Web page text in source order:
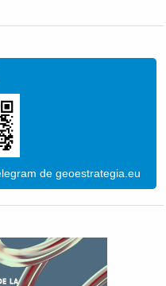
de geoestrategia.eu